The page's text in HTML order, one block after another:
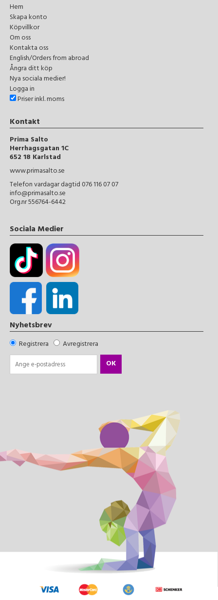
Hem
Skapa konto
Köpvillkor
Om oss
Kontakta oss
English/Orders from abroad
Ångra ditt köp
Nya sociala medier!
Logga in
Priser inkl. moms
Kontakt
Prima Salto
Herrhagsgatan 1C
652 18 Karlstad
www.primasalto.se
Telefon vardagar dagtid 076 116 07 07
info@primasalto.se
Org.nr 556764-6442
Sociala Medier
Nyhetsbrev
Registrera
Avregistrera
OK